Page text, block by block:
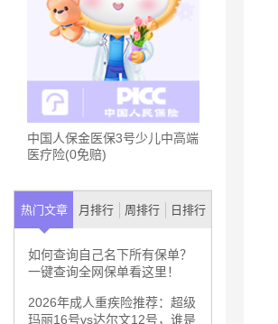
中国人保金医保3号少儿中高端
医疗险(0免赔)
热门文章 月排行 周排行 日排行
如何查询自己名下所有保单？
一键查询全网保单看这里！
2026年成人重疾险推荐：超级
玛丽16号vs达尔文12号，谁是